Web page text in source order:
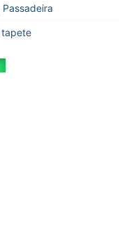
Passadeira
tapete